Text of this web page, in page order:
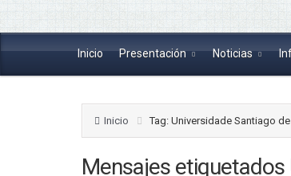
Inicio Presentación Noticias
Inicio Tag: Universidade Santiago
Mensajes etiquetados